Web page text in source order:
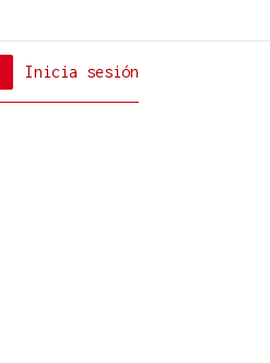
Inicia sesión